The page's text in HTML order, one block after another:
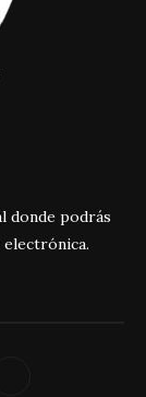
donde podrás